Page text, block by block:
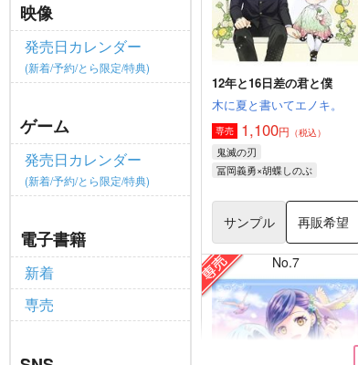
映像
発売日カレンダー
(新着/予約/とら限定/特典)
ゲーム
発売日カレンダー
(新着/予約/とら限定/特典)
電子書籍
新着
専売
12年と16日差の君と僕
木に夏と書いてエノキ。
専売 1,100円 （税込）
鬼滅の刃
冨岡義勇×胡蝶しのぶ
サンプル 再販希望
No.7